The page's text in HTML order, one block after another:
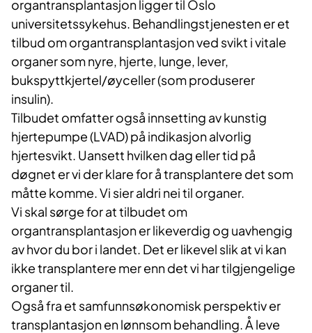
organtransplantasjon ligger til Oslo
universitetssykehus. Behandlingstjenesten er et
tilbud om organtransplantasjon ved svikt i vitale
organer som nyre, hjerte, lunge, lever,
bukspyttkjertel/øyceller (som produserer
insulin).
Tilbudet omfatter også innsetting av kunstig
hjertepumpe (LVAD) på indikasjon alvorlig
hjertesvikt. Uansett hvilken dag eller tid på
døgnet er vi der klare for å transplantere det som
måtte komme. Vi sier aldri nei til organer.
Vi skal sørge for at tilbudet om
organtransplantasjon er likeverdig og uavhengig
av hvor du bor i landet. Det er likevel slik at vi kan
ikke transplantere mer enn det vi har tilgjengelige
organer til.
Også fra et samfunnsøkonomisk perspektiv er
transplantasjon en lønnsom behandling. Å leve